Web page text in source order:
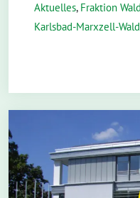
Aktuelles, Fraktion
Karlsbad-Marxzell-